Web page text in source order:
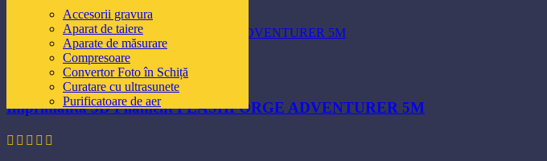
Accesorii gravura
Aparat de taiere
Aparate de măsurare
Compresoare
Convertor Foto în Schiță
Curatare cu ultrasunete
Purificatoare de aer
1.975,60lei
Vizualizare rapidă
Adaugă la lista de produse favorite
Adaugă în coș
Imprimanta 3D Filament FLASHFORGE ADVENTURER 5M